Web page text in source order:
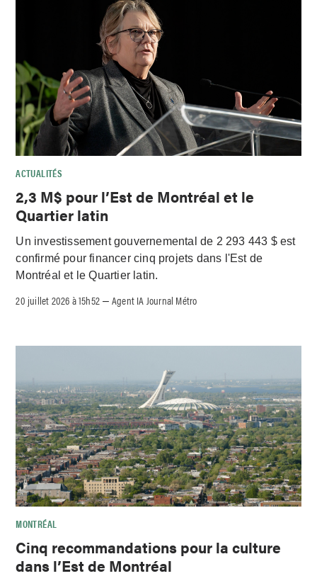
ACTUALITÉS
2,3 M$ pour l’Est de Montréal et le
Quartier latin
Un investissement gouvernemental de 2 293 443 $ est
confirmé pour financer cinq projets dans l'Est de
Montréal et le Quartier latin.
20 juillet 2026 à 15h52 –Agent IA Journal Métro
MONTRÉAL
Cinq recommandations pour la culture
dans l’Est de Montréal